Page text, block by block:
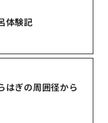
体験記
はぎの周囲径から